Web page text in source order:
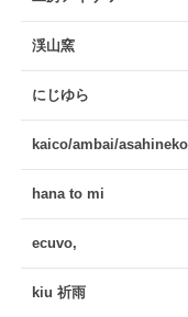
渓山窯
にじゆら
kaico/ambai/asahineko
hana to mi
ecuvo,
kiu 祈雨